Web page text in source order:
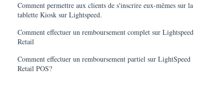
Comment permettre aux clients de s'inscrire eux-mêmes sur la
tablette Kiosk sur Lightspeed.
Comment effectuer un remboursement complet sur Lightspeed
Retail
Comment effectuer un remboursement partiel sur LightSpeed
Retail POS?